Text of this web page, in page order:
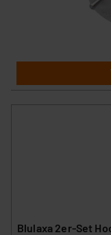
Blulaxa 2er-Set